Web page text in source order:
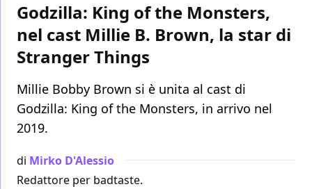
Godzilla: King of the Monsters,
nel cast Millie B. Brown, la star di
Stranger Things
Millie Bobby Brown si è unita al cast di
Godzilla: King of the Monsters, in arrivo nel
2019.
di Mirko D'Alessio
Redattore per badtaste.